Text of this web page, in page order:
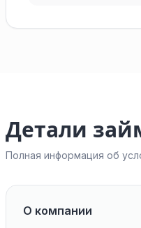
Детали
Полная информация об
О компании